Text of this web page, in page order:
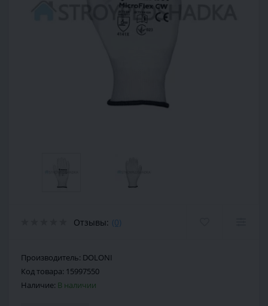
Отзывы: (0)
Производитель: DOLONI
Код товара: 15997550
Наличие: В наличии